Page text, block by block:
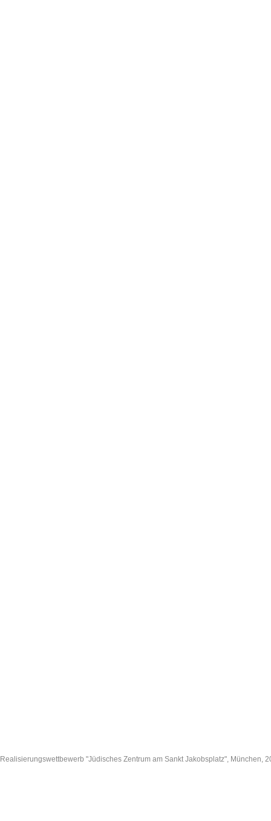
Realisierungswettbewerb "Jüdisches Zentrum am Sankt Jakobsplatz", München,